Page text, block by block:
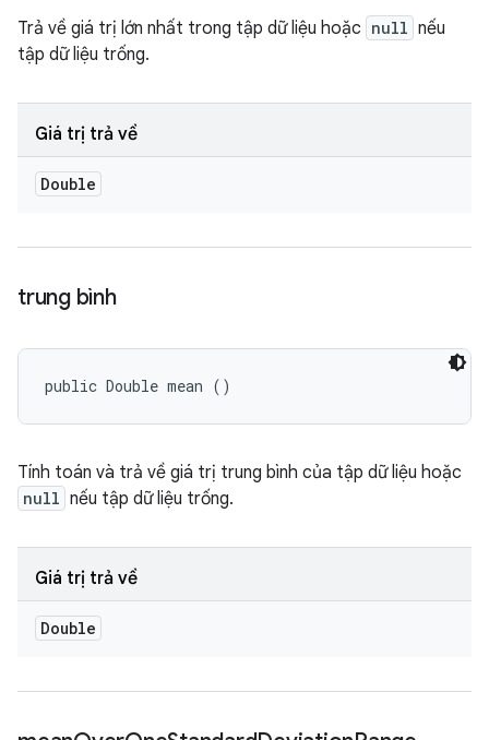
Trả về giá trị lớn nhất trong tập dữ liệu hoặc null nếu
tập dữ liệu trống.
Giá trị trả về
Double
trung bình
public Double mean ()
Tính toán và trả về giá trị trung bình của tập dữ liệu hoặc
null nếu tập dữ liệu trống.
Giá trị trả về
Double